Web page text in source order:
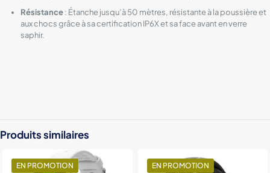
Résistance: Étanche jusqu’à 50 mètres, résistante à la poussière et
aux chocs grâce à sa certification IP6X et sa face avant en verre
saphir.
Produits similaires
EN PROMOTION EN PROMOTION